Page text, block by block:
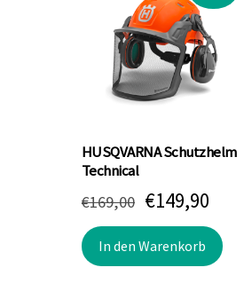
HUSQVARNA Schutzhelm
Technical
€169,00
Preis
war:
€149,90
Preis
ist:
In den Warenkorb